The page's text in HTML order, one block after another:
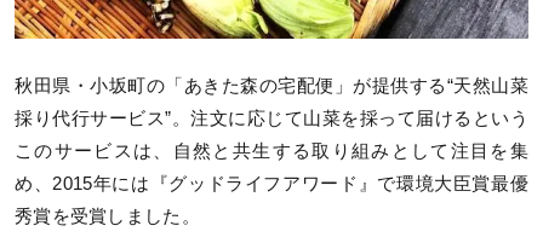
秋田県・小坂町の「あきた森の宅配便」が提供する“天然山菜
採り代行サービス”。注文に応じて山菜を採って届けるという
このサービスは、自然と共生する取り組みとして注目を集
め、2015年には『グッドライフアワード』で環境大臣賞最優
秀賞を受賞しました。